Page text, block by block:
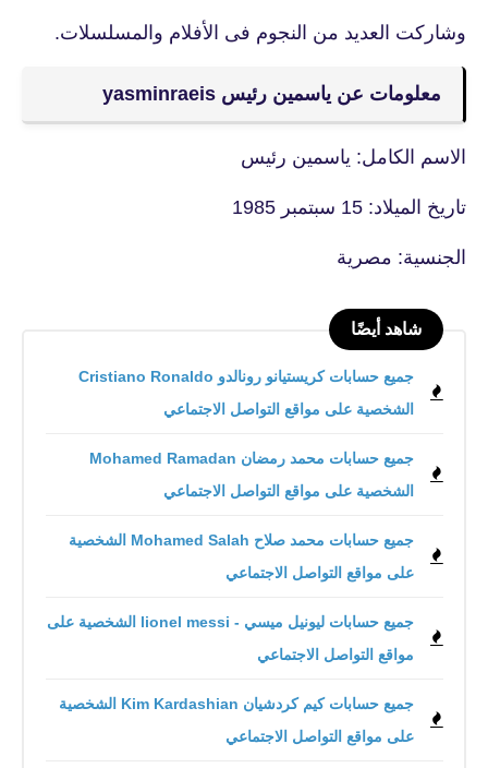
وشاركت العديد من النجوم فى الأفلام والمسلسلات.
معلومات عن ياسمين رئيس yasminraeis
الاسم الكامل: ياسمين رئيس
تاريخ الميلاد: 15 سبتمبر 1985
الجنسية: مصرية
شاهد أيضًا
جميع حسابات كريستيانو رونالدو Cristiano Ronaldo
الشخصية على مواقع التواصل الاجتماعي
جميع حسابات محمد رمضان Mohamed Ramadan
الشخصية على مواقع التواصل الاجتماعي
جميع حسابات محمد صلاح Mohamed Salah الشخصية
على مواقع التواصل الاجتماعي
جميع حسابات ليونيل ميسي - lionel messi الشخصية على
مواقع التواصل الاجتماعي
جميع حسابات كيم كردشيان Kim Kardashian الشخصية
على مواقع التواصل الاجتماعي